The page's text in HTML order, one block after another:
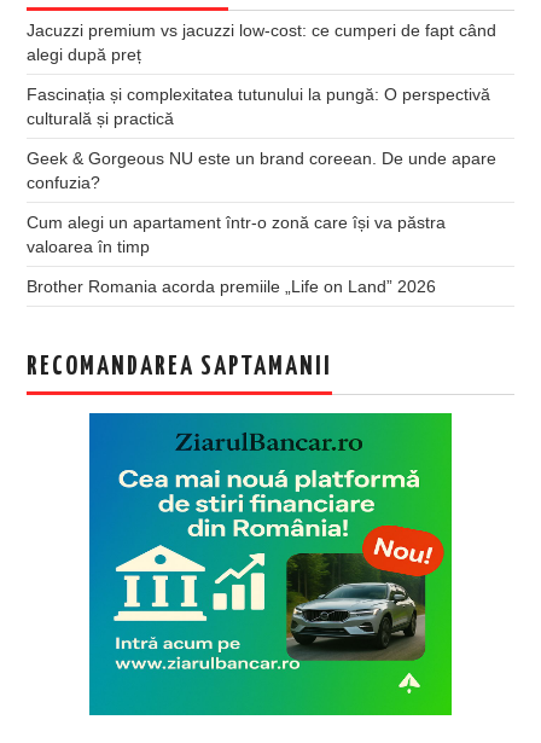
Jacuzzi premium vs jacuzzi low-cost: ce cumperi de fapt când
alegi după preț
Fascinația și complexitatea tutunului la pungă: O perspectivă
culturală și practică
Geek & Gorgeous NU este un brand coreean. De unde apare
confuzia?
Cum alegi un apartament într-o zonă care își va păstra
valoarea în timp
Brother Romania acorda premiile „Life on Land” 2026
RECOMANDAREA SAPTAMANII